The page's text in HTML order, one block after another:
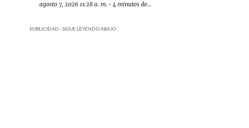
agosto 7, 2026 11:28 a. m. •4 minutos de lectura
PUBLICIDAD - SIGUE LEYENDO ABAJO